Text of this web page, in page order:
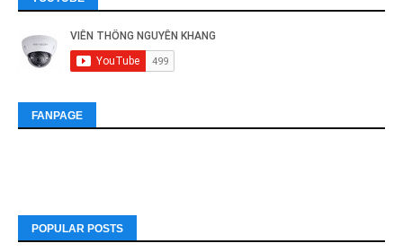
FANPAGE
POPULAR POSTS